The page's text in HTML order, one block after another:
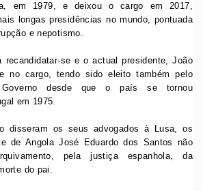
em 1979, e deixou o cargo em 2017,
longas presidências no mundo, pontuada
e nepotismo.
recandidatar-se e o actual presidente, João
no cargo, tendo sido eleito também pelo
desde que o país se tornou
em 1975.
disseram os seus advogados à Lusa, os
de Angola José Eduardo dos Santos não
pela justiça espanhola, da
do pai.